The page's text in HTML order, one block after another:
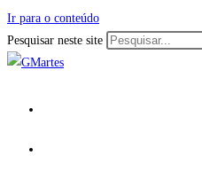
Ir para o conteúdo
Pesquisar neste site